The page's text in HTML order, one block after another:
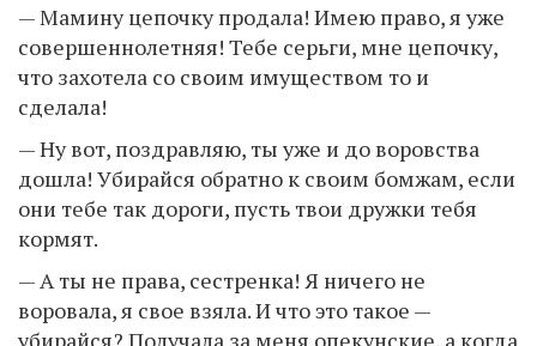
— Мамину цепочку продала! Имею право, я уже
совершеннолетняя! Тебе серьги, мне цепочку,
что захотела со своим имуществом то и
сделала!
— Ну вот, поздравляю, ты уже и до воровства
дошла! Убирайся обратно к своим бомжам, если
они тебе так дороги, пусть твои дружки тебя
кормят.
— А ты не права, сестренка! Я ничего не
воровала, я свое взяла. И что это такое —
убирайся? Получала за меня опекунские, а когда